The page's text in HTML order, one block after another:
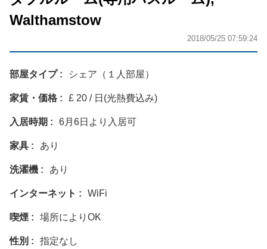
Walthamstow
2018/05/25 07:59:24
部屋タイプ シェア（１人部屋）
家賃・価格 £ 20 / 日(光熱費込み)
入居時期 6月6日より入居可
家具 あり
洗濯機 あり
インターネット WiFi
喫煙 場所によりOK
性別 指定なし